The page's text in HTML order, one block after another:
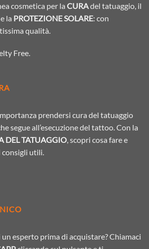
cosmetica per la CURAdel tatuaggio, il
e la PROTEZIONE SOLARE: con
qualità.
Free.
prendersi cura del tatuaggio
segue all’esecuzione del tattoo. Con la
DEL TATUAGGIO , scopri cosa fare e
utili.
esperto prima di acquistare? Chiamaci